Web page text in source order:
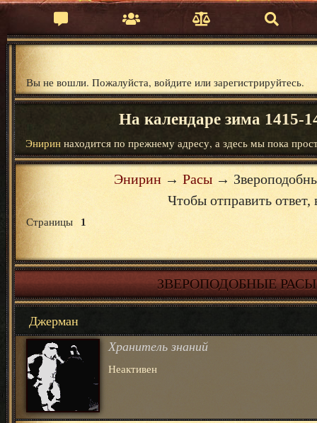
Вы не вошли. Пожалуйста, войдите или зарегистрируйтесь.
На календаре зима 1415-
Энириннаходится по прежнему адресу, а здесь мы пока
ЗВЕРОПОДОБНЫЕ РАСЫ
Энирин →Расы →
Страницы 1
Чтобы отправить
Джерман
Хранитель знаний
Неактивен